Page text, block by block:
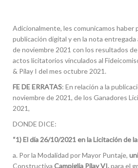
Adicionalmente, les comunicamos haber
publicación digital y en la nota entregada
de noviembre 2021 con los resultados
actos licitatorios vinculados al
& Pilay I del mes octubre 2021.
FE DE ERRATAS: En relación a la
noviembre de 2021, de los Ganadores
2021,
DONDE DICE:
“1) El día 26/10/2021 en la Licitación de
a. Por la Modalidad por Mayor Puntaje,
ConstructivaCampiglia Pilay VI,para el